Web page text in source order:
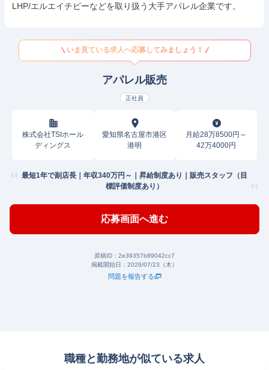
LHP/エルエイチピーなどを取り扱う大手アパレル企業です。
いま見ている求人へ応募してみましょう！
アパレル販売
正社員
株式会社TSIホール
ディングス
愛知県名古屋市港区
港明
月給28万8500円～
42万4000円
最短1年で副店長｜年収340万円～｜昇給制度あり｜販売スタッフ（目
標評価制度あり）
応募画面へ進む
原稿ID： 2e39357b89042cc7
掲載開始日： 2026/07/23（木）
問題を報告する
職種と勤務地が似ている求人